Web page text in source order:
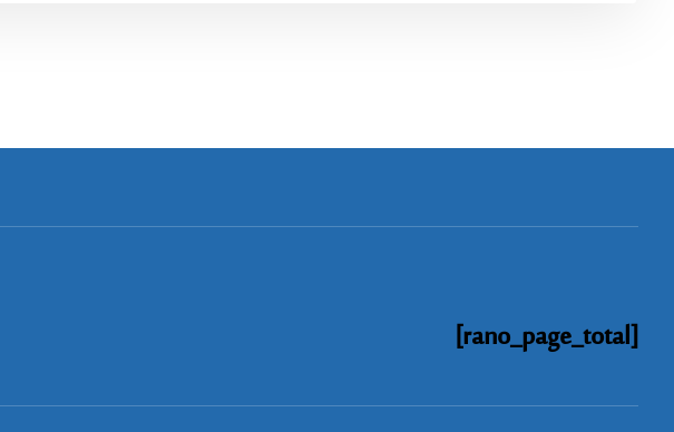
[rano_page_total]